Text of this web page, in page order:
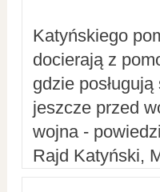
Katyńskiego
docierają z
gdzie
jeszcze przed
wojna -
Rajd Katyński,